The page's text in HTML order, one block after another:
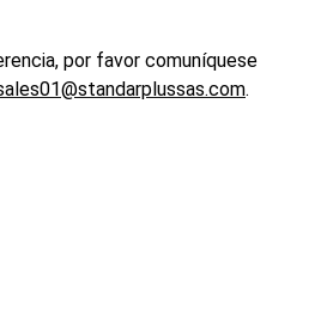
por favor comuníquese
.